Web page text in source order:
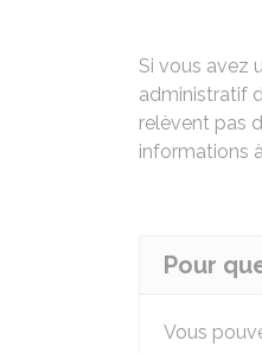
Si vous avez
administratif
relèvent pas
informations
Pour
Vous